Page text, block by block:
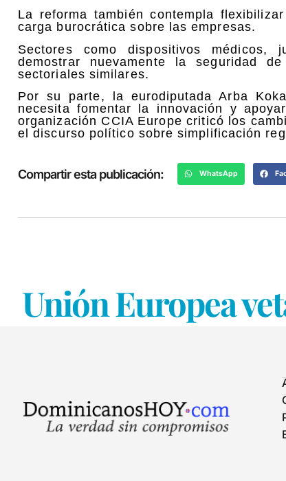
La reforma también contempla
carga burocrática sobre las empresas.
Sectores como dispositivos médicos,
demostrar nuevamente la seguridad
sectoriales similares.
Por su parte, la eurodiputada Arba
necesita fomentar la innovación y
organización CCIA Europe criticó los
el discurso político sobre simplificación
Compartir esta publicación: WhatsApp
Unión Europea